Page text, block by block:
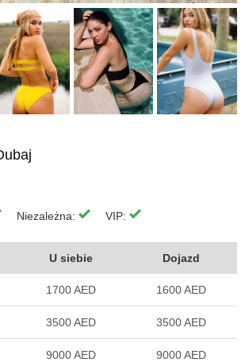
Niezależna: VIP:
U siebie Dojazd
1700 AED 1600 AED
3500 AED 3500 AED
9000 AED 9000 AED